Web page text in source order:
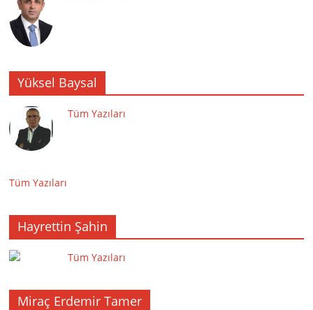
Yüksel Baysal
Tüm Yazıları
Tüm Yazıları
Hayrettin Şahin
Tüm Yazıları
Miraç Erdemir Tamer